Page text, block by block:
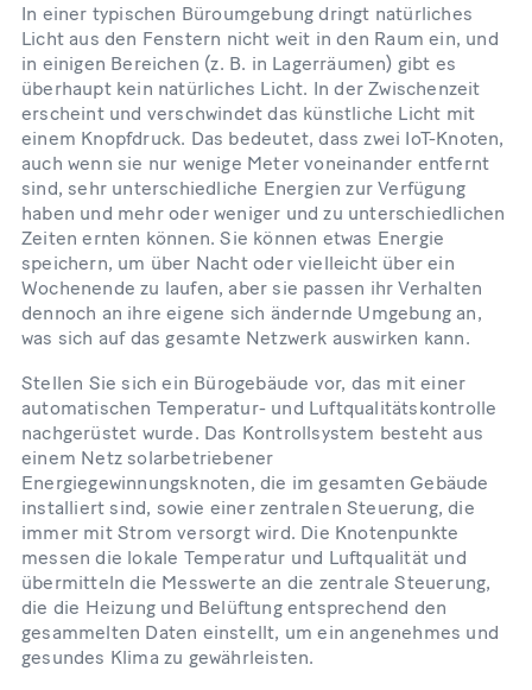
In einer typischen Büroumgebung dringt natürliches
Licht aus den Fenstern nicht weit in den Raum ein, und
in einigen Bereichen (z. B. in Lagerräumen) gibt es
überhaupt kein natürliches Licht. In der Zwischenzeit
erscheint und verschwindet das künstliche Licht mit
einem Knopfdruck. Das bedeutet, dass zwei IoT-Knoten,
auch wenn sie nur wenige Meter voneinander entfernt
sind, sehr unterschiedliche Energien zur Verfügung
haben und mehr oder weniger und zu unterschiedlichen
Zeiten ernten können. Sie können etwas Energie
speichern, um über Nacht oder vielleicht über ein
Wochenende zu laufen, aber sie passen ihr Verhalten
dennoch an ihre eigene sich ändernde Umgebung an,
was sich auf das gesamte Netzwerk auswirken kann.
Stellen Sie sich ein Bürogebäude vor, das mit einer
automatischen Temperatur- und Luftqualitätskontrolle
nachgerüstet wurde. Das Kontrollsystem besteht aus
einem Netz solarbetriebener
Energiegewinnungsknoten, die im gesamten Gebäude
installiert sind, sowie einer zentralen Steuerung, die
immer mit Strom versorgt wird. Die Knotenpunkte
messen die lokale Temperatur und Luftqualität und
übermitteln die Messwerte an die zentrale Steuerung,
die die Heizung und Belüftung entsprechend den
gesammelten Daten einstellt, um ein angenehmes und
gesundes Klima zu gewährleisten.